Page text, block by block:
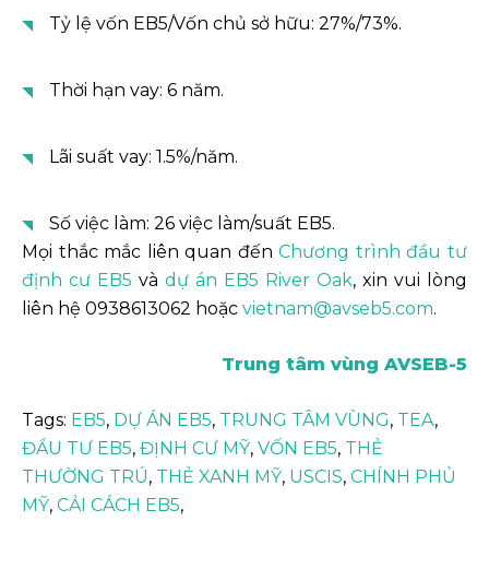
Tỷ lệ vốn EB5/Vốn chủ sở hữu: 27%/73%.
Thời hạn vay: 6 năm.
Lãi suất vay: 1.5%/năm.
Số việc làm: 26 việc làm/suất EB5.
Mọi thắc mắc liên quan đếnChương trình đầu tư
định cư EB5 và dự án EB5 River Oak, xin vui lòng
liên hệ 0938613062 hoặc vietnam@avseb5.com.
Trung tâm vùng AVSEB-5
Tags: EB5, DỰ ÁN EB5, TRUNG TÂM VÙNG, TEA,
ĐẦU TƯ EB5, ĐỊNH CƯ MỸ, VỐN EB5, THẺ
THƯỜNG TRÚ, THẺ XANH MỸ, USCIS, CHÍNH PHỦ
MỸ, CẢI CÁCH EB5,